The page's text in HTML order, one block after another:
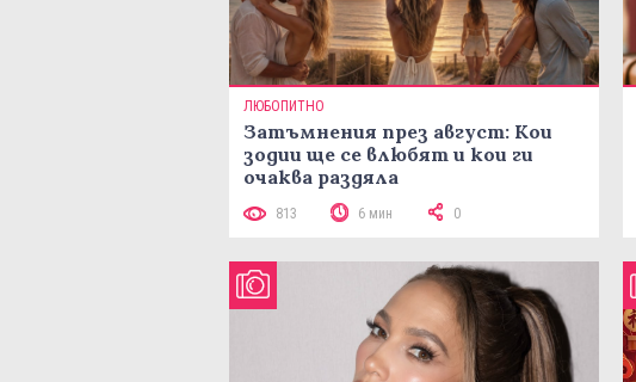
ЛЮБОПИТНО
Затъмнения през август: Кои
зодии ще се влюбят и кои ги
очаква раздяла
813 6 мин 0